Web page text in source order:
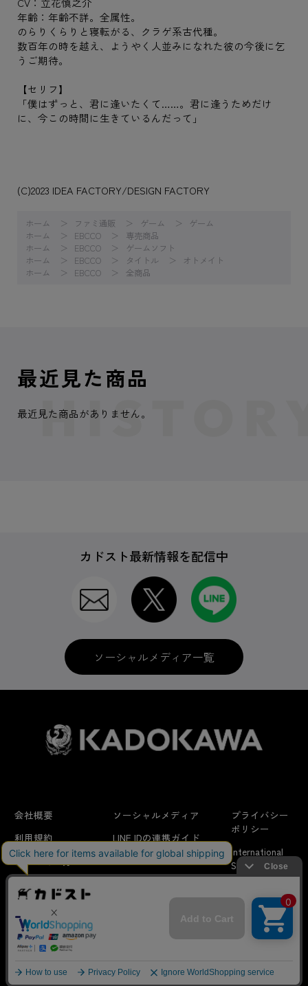
年齢：年齢不詳。全属性。
のらりくらりと寝転がる、クラゲ系古代種。
数百年の時を越え、ようやく人並みになれた彼の今後に乞
うご期待。
【セリフ】
「僕はずっと、君に逢いたくて……。君に逢うためだけ
に、今この時間に生きているんだって」
(C)2023 IDEA FACTORY/DESIGN FACTORY
ホーム ファミ通販 ゲーム
ゲーム
ホーム
EBCCO
専売商品
ホーム
EBCCO
ゲームソフト
ホーム
EBCCO タイトル
オトメイト
ホーム
EBCCO 全商品
最近見た商品
最近見た商品がありません。
カドスト最新情報を配信中
ソーシャルメディア一覧
会社概要
利用規約
はじめての方へ
ソーシャルメディア
LINE IDの連携ガイド
FAQ
プライバシー
ポリシー
International
Shipping
リクエスト
当サイトでは利用体験の向上およびコンテンツの最適な提供、ト
ラフィックの分析を目的としてCookieを使用しています。
サイトの閲覧を継続された場合、Cookieの利用に同意したことも
のといたします。
詳細については
承諾する